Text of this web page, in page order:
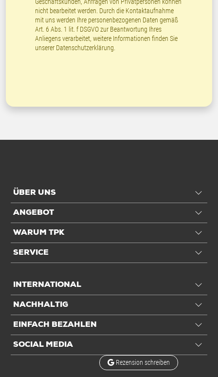
nicht bearbeitet werden. Durch die Kontaktaufnahme
mit uns werden Ihre personenbezogenen Daten gemäß
Art. 6 Abs. 1 lit. f DSGVO zur Beantwortung Ihres
Anliegens verarbeitet, weitere Informationen finden Sie
unserer Datenschutzerklärung
ÜBER UNS
ANGEBOT
WARUM TPK
SERVICE
INTERNATIONAL
NACHHALTIG
EINFACH BEZAHLEN
SOCIAL MEDIA
Rezension schreiben